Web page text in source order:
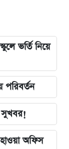
ভর্তি নিয়ে
পরিবর্তন
সুখবর!
অফিস